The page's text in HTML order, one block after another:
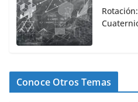
Conoce Otros Temas